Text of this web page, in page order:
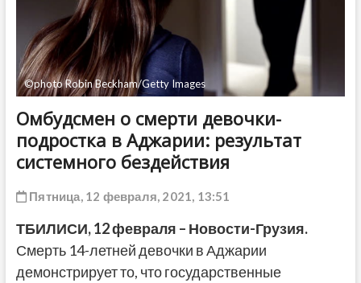
©photo Robin Beckham/Getty Images
Омбудсмен о смерти девочки-
подростка в Аджарии: результат
системного бездействия
Пятница, 12 февраля, 2021, 13:51
ТБИЛИСИ, 12 февраля – Новости-Грузия.
Смерть 14-летней девочки в Аджарии
демонстрирует то, что государственные